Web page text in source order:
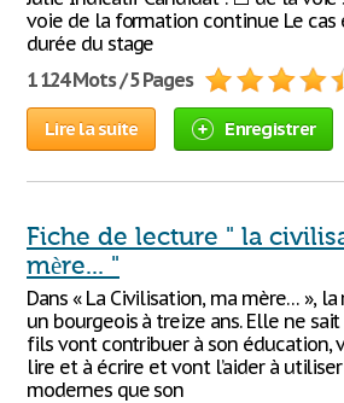
voie de la formation continue Le cas
durée du stage
1 124 Mots / 5 Pages
Lire la suite Enregistrer
Fiche de lecture " la
mère... "
Dans « La Civilisation, ma mère… »,
un bourgeois à treize ans. Elle ne
fils vont contribuer à son éducation,
lire et à écrire et vont l’aider à
modernes que son